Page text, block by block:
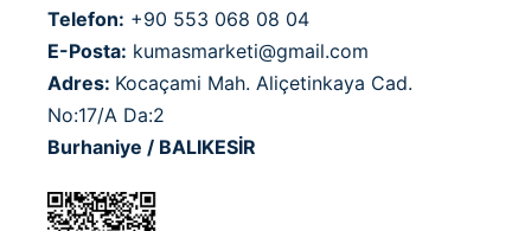
Telefon: +90 553 068 08 04
E-Posta: kumasmarketi@gmail.com
Adres: Kocaçami Mah. Aliçetinkaya Cad.
No:17/A Da:2
Burhaniye / BALIKESİR